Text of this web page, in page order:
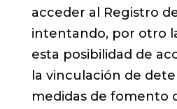
acceder al Registro
intentando, por otro
esta posibilidad de
la vinculación de
medidas de fomento